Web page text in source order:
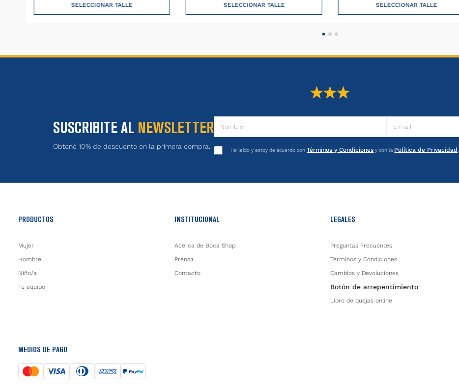
SELECCIONAR TALLE SELECCIONAR TALLE SELECCIONAR TALLE
SUSCRIBITE AL NEWSLETTER
Obtené 10% de descuento en la primera compra. He leído y estoy de acuerdo conTérminos y Condiciones y con la Política de Privacidad
PRODUCTOS
Mujer
Hombre
Niño/a
Tu equipo
INSTITUCIONAL
Acerca de Boca Shop
Prensa
Contacto
LEGALES
Preguntas Frecuentes
Términos y Condiciones
Cambios y Devoluciones
Botón de arrepentimiento
Libro de quejas online
MEDIOS DE PAGO